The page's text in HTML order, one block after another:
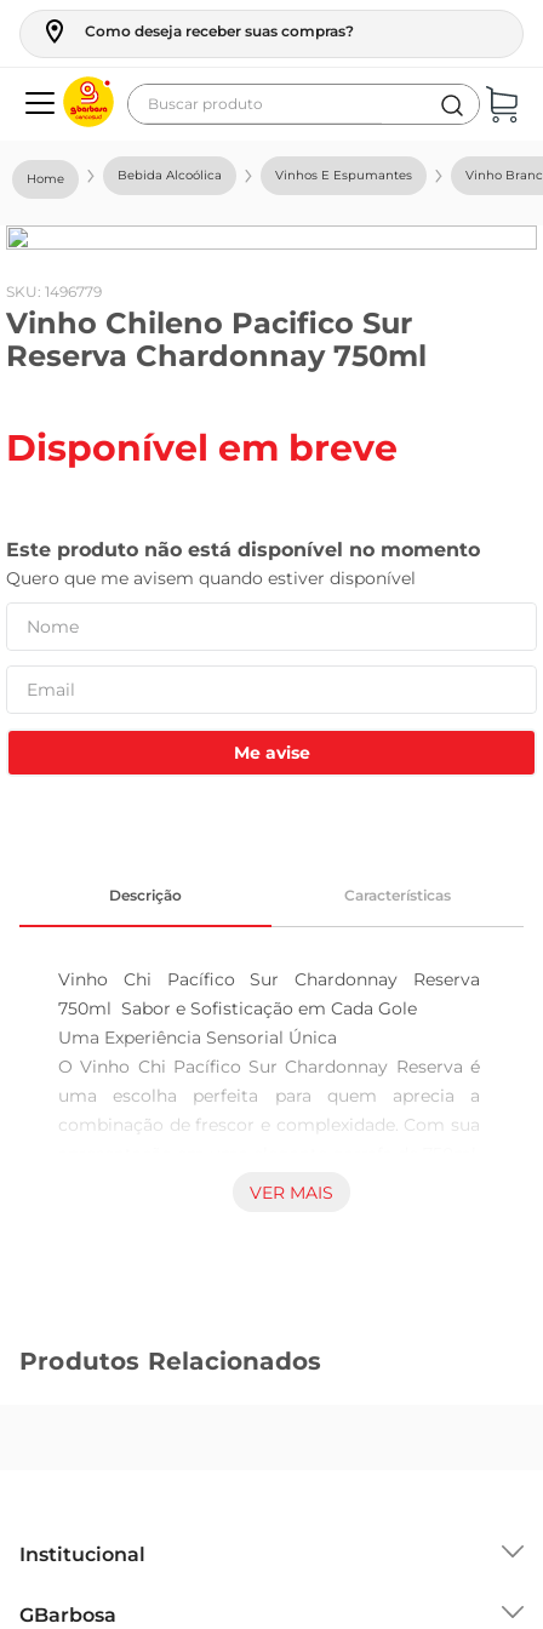
Como deseja receber suas compras?
Buscar produto
Bebida Alcoólica Vinhos E Espumantes Vinho
: 1496779
Vinho Chileno Pacifico Sur
Reserva Chardonnay 750ml
Disponível em breve
Me avise
Descrição Características
Vinho Chi Pacífico Sur Chardonnay Reserva
750ml  Sabor e Sofisticação em Cada Gole
Uma Experiência Sensorial Única
O Vinho Chi Pacífico Sur Chardonnay Reserva é
uma escolha perfeita para quem aprecia a
combinação de frescor e complexidade. Com sua
este vinho branco é ideal para acompanhar
Ao servir, o Chi Pacífico Sur revela uma cor
boca, o vinho apresenta uma acidez equilibrada,
final persistente que convida a mais um gole.
VER MAIS
Produtos Relacionados
Institucional
GBarbosa
geladeira
fogao
café
cerveja
leite
celular